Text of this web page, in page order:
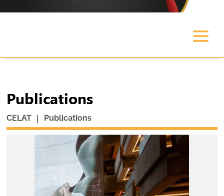
Publications
CELAT | Publications